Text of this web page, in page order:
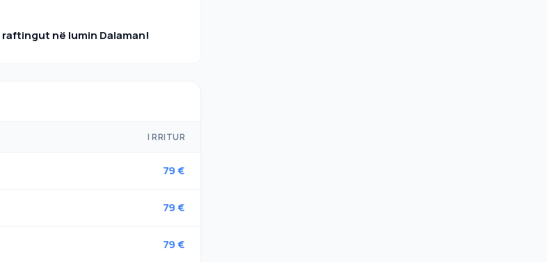
në lumin Dalaman!
I RRITUR
79 €
79 €
79 €